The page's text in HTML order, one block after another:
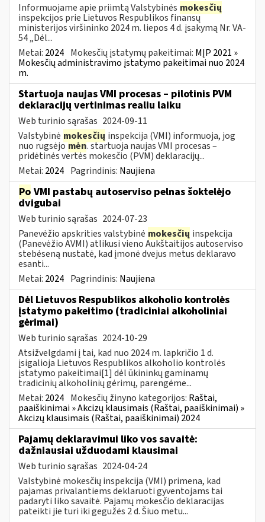
Informuojame apie priimtą Valstybinės mokesčių
inspekcijos prie Lietuvos Respublikos finansų
ministerijos viršininko 2024 m. liepos 4 d. įsakymą Nr. VA-
54 „Dėl...
Metai: 2024 Mokesčių įstatymų pakeitimai: MĮP 2021 »
Mokesčių administravimo įstatymo pakeitimai nuo 2024
m.
Startuoja naujas VMI procesas – pilotinis PVM
deklaracijų vertinimas realiu laiku
Web turinio sąrašas 2024-09-11
Valstybinė mokesčių inspekcija (VMI) informuoja, jog
nuo rugsėjomėn. startuoja naujas VMI procesas –
pridėtinės vertės mokesčio (PVM) deklaracijų...
Metai: 2024 Pagrindinis: Naujiena
Po VMI pastabų autoserviso pelnas šoktelėjo
dvigubai
Web turinio sąrašas 2024-07-23
Panevėžio apskrities valstybinė mokesčių inspekcija
(Panevėžio AVMI) atlikusi vieno Aukštaitijos autoserviso
stebėseną nustatė, kad įmonė dvejus metus deklaravo
esanti...
Metai: 2024 Pagrindinis: Naujiena
Dėl Lietuvos Respublikos alkoholio kontrolės
įstatymo pakeitimo (tradiciniai alkoholiniai
gėrimai)
Web turinio sąrašas 2024-10-29
Atsižvelgdami į tai, kad nuo 2024 m. lapkričio 1 d.
įsigalioja Lietuvos Respublikos alkoholio kontrolės
įstatymo pakeitimai[1] dėl ūkininkų gaminamų
tradicinių alkoholinių gėrimų, parengėme...
Metai: 2024 Mokesčių žinyno kategorijos: Raštai,
paaiškinimai » Akcizų klausimais (Raštai, paaiškinimai) »
Akcizų klausimais (Raštai, paaiškinimai) 2024
Pajamų deklaravimui liko vos savaitė:
dažniausiai užduodami klausimai
Web turinio sąrašas 2024-04-24
Valstybinė mokesčių inspekcija (VMI) primena, kad
pajamas privalantiems deklaruoti gyventojams tai
padaryti liko savaitė. Pajamų mokesčio deklaracijas
pateikti jie turi iki gegužės 2 d. Šiuo metu...